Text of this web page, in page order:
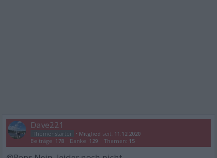
Dave221
• Mitglied seit: 11.12.2020
Beiträge: 178 Danke: 129 Themen: 15